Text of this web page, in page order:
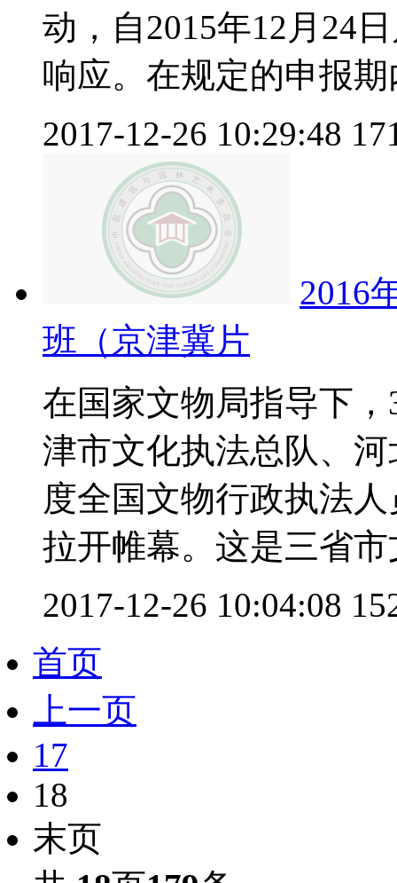
动，自2015年12月24
响应。在规定的申报
2017-12-26 10:29:48
2016
班（京津冀片
在国家文物局指导下
津市文化执法总队、
度全国文物行政执法
拉开帷幕。这是三省市
2017-12-26 10:04:08
首页
上一页
17
18
末页